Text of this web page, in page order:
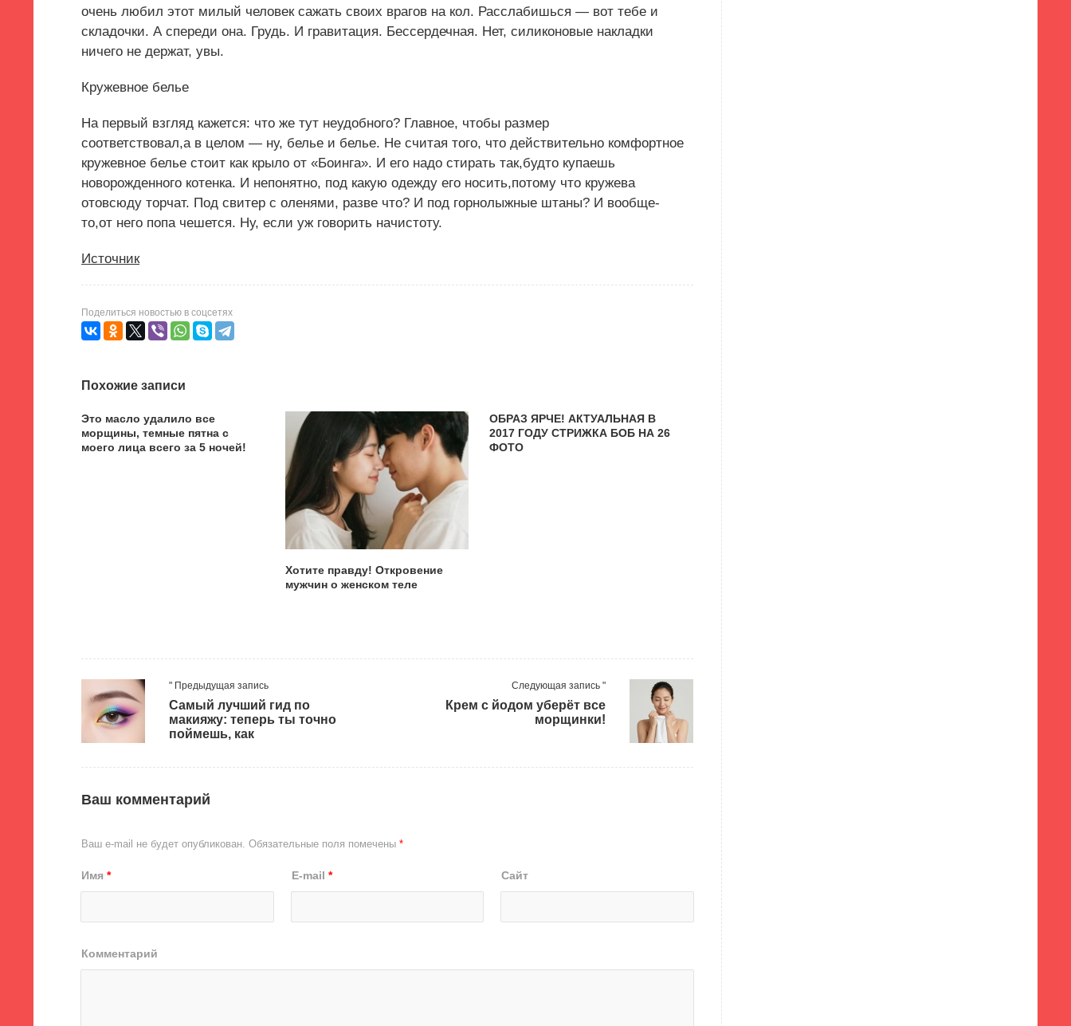
очень любил этот милый человек сажать своих врагов на кол. Расслабишься — вот тебе и
складочки. А спереди она. Грудь. И гравитация. Бессердечная. Нет, силиконовые накладки
ничего не держат, увы.
Кружевное белье
На первый взгляд кажется: что же тут неудобного? Главное, чтобы размер
соответствовал,а в целом — ну, белье и белье. Не считая того, что действительно комфортное
кружевное белье стоит как крыло от «Боинга». И его надо стирать так,будто купаешь
новорожденного котенка. И непонятно, под какую одежду его носить,потому что кружева
отовсюду торчат. Под свитер с оленями, разве что? И под горнолыжные штаны? И вообще-
то,от него попа чешется. Ну, если уж говорить начистоту.
Источник
Поделиться новостью в соцсетях
Похожие записи
Это масло удалило все
морщины, темные пятна с
моего лица всего за 5 ночей!
Хотите правду! Откровение
мужчин о женском теле
ОБРАЗ ЯРЧЕ! АКТУАЛЬНАЯ В
2017 ГОДУ СТРИЖКА БОБ НА 26
ФОТО
" Предыдущая запись
Самый лучший гид по
макияжу: теперь ты точно
поймешь, как
Следующая запись "
Крем с йодом уберёт все
морщинки!
Ваш комментарий
Ваш e-mail не будет опубликован. Обязательные поля помечены *
Имя * E-mail * Сайт
Комментарий